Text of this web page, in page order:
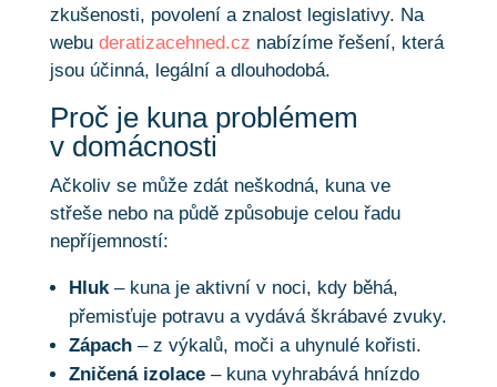
zkušenosti, povolení a znalost legislativy. Na
webu deratizacehned.cz nabízíme řešení, která
jsou účinná, legální a dlouhodobá.
Proč je kuna problémem
v domácnosti
Ačkoliv se může zdát neškodná, kuna ve
střeše nebo na půdě způsobuje celou řadu
nepříjemností:
Hluk– kuna je aktivní v noci, kdy běhá,
přemisťuje potravu a vydává škrábavé zvuky.
Zápach– z výkalů, moči a uhynulé kořisti.
Zničená izolace– kuna vyhrabává hnízdo